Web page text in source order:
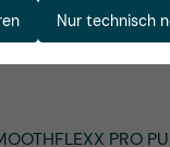
Nur technisch